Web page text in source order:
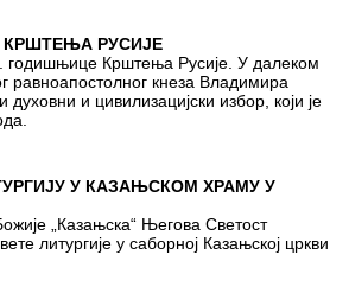
РУСИЈЕ
годишњице Крштења Русије. У далеком
равноапостолног кнеза Владимира
и цивилизацијски избор, који је
У КАЗАЊСКОМ ХРАМУ У
„Казањска“ Његова Светост
литургије у саборној Казањској цркви